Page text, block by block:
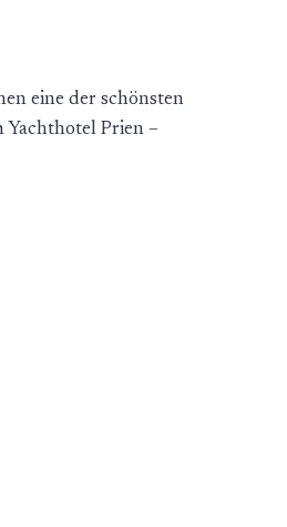
eine der schönsten
Yachthotel Prien –